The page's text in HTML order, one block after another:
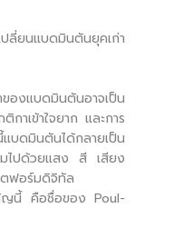
ลี่ยนแบดมินตันยุคเก่า
องแบดมินตันอาจเป็น
กาเข้าใจยาก และการ
ดมินตันได้กลายเป็น
ไปด้วยแสง สี เสียง
ตฟอร์มดิจิทัล
ญนี้ คือชื่อของ Poul-